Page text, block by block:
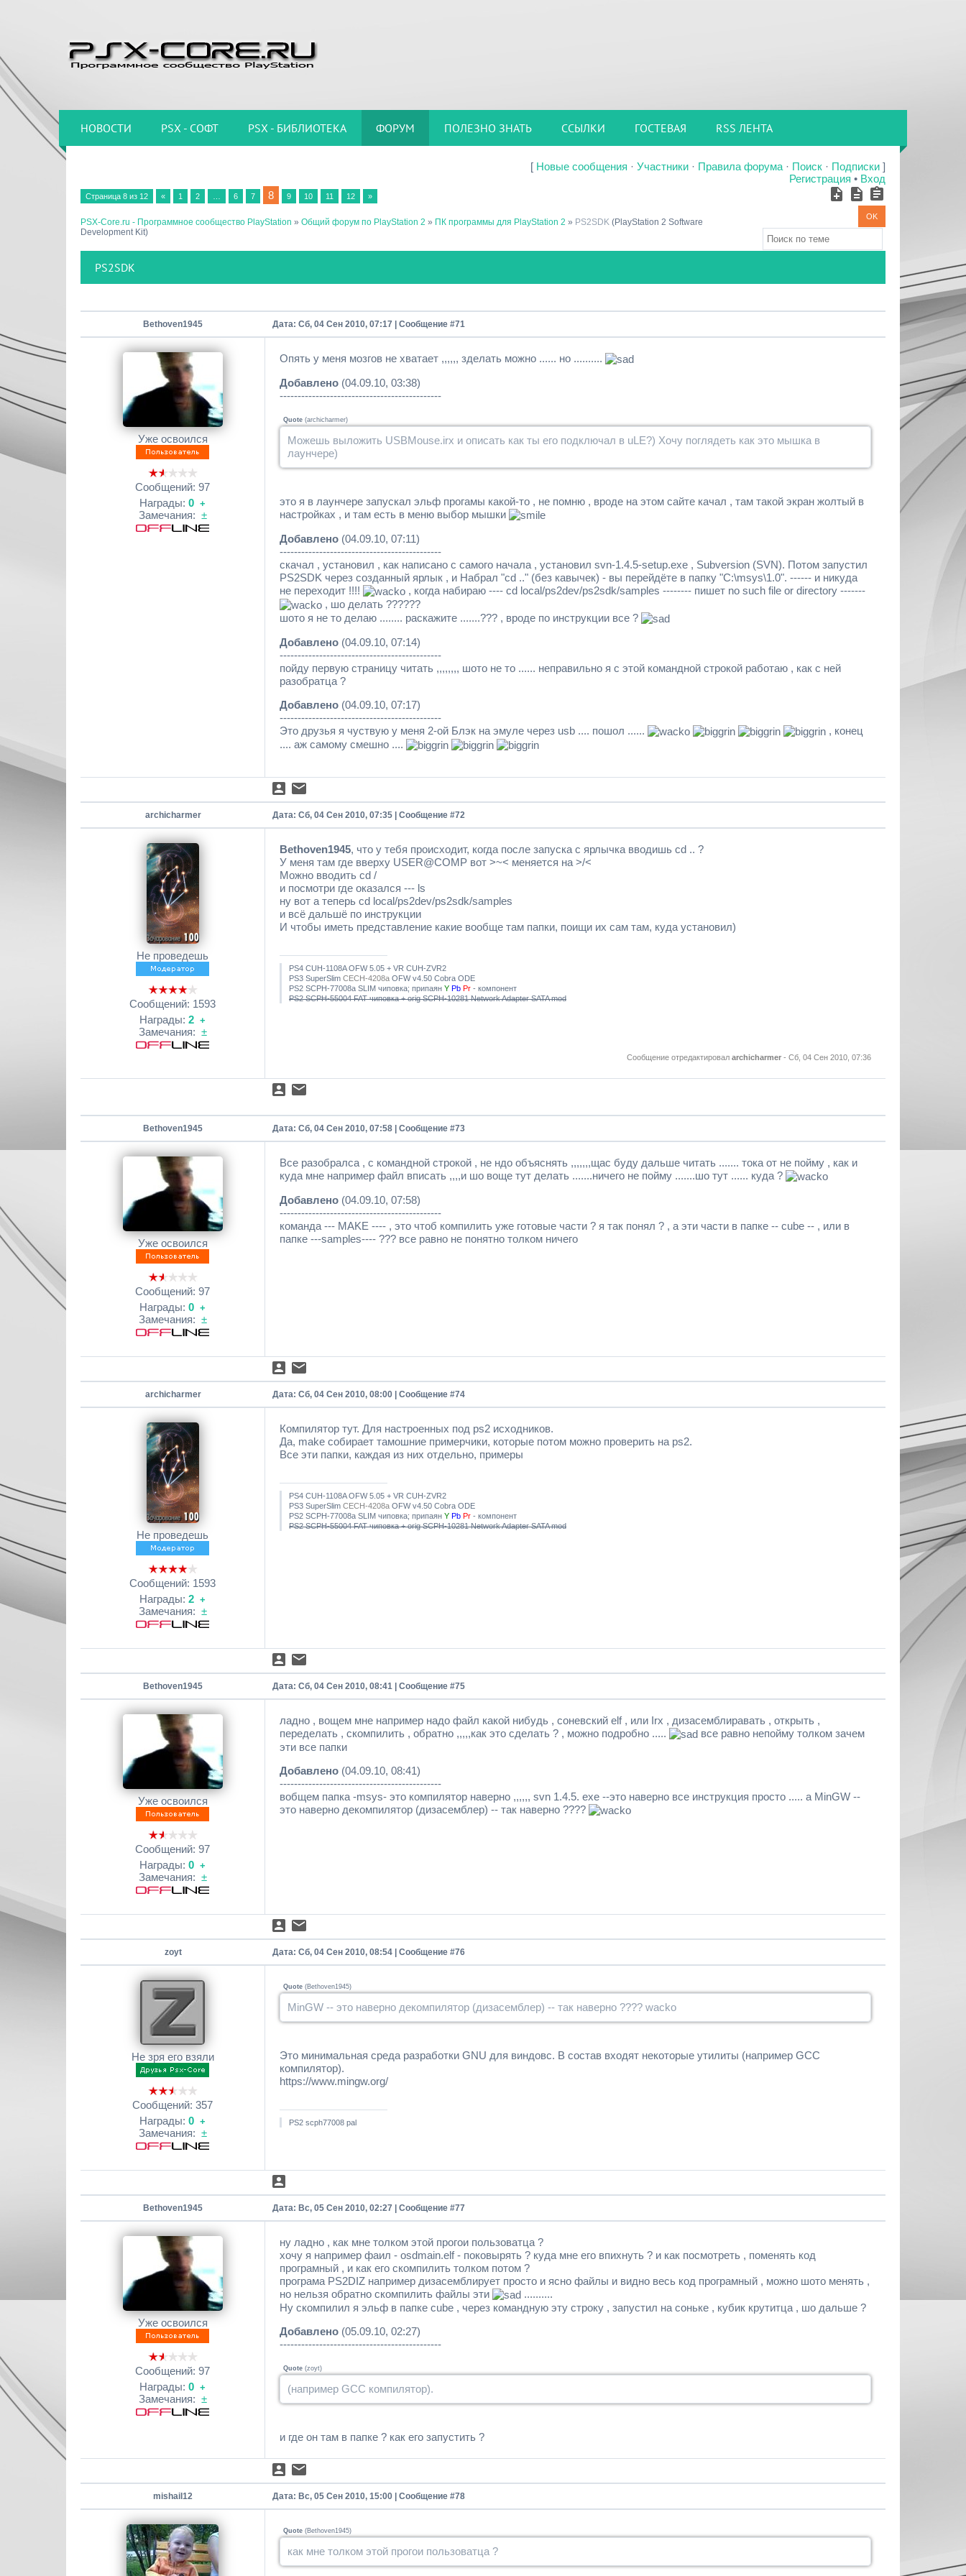
НОВОСТИ PSX - СОФТ PSX - БИБЛИОТЕКА ФОРУМ ПОЛЕЗНО ЗНАТЬ ССЫЛКИ ГОСТЕВАЯ RSS ЛЕНТА
[ Новые сообщения · Участники · Правила форума · Поиск · Подписки ]
Регистрация • Вход
Страница 8 из 12 « 1 2 6 7 8 9 10 11 12 »
PSX-Core.ru - Программное сообщество PlayStation » Общий форум по PlayStation 2 » ПК программы для PlayStation 2 » PS2SDK (PlayStation 2 Software
Development Kit)
PS2SDK
Bethoven1945 Дата: Сб, 04 Сен 2010, 07:17 | Сообщение #71
Уже освоился
Сообщений: 97
Награды: 0 +
Замечания: ±
Опять у меня мозгов не хватает ,,,,,, зделать можно ...... но ..........
Добавлено (04.09.10, 03:38)
---------------------------------------------
Quote (archicharmer)
Можешь выложить USBMouse.irx и описать как ты его подключал в uLE?) Хочу поглядеть как это мышка в
лаунчере)
это я в лаунчере запускал эльф прогамы какой-то , не помню , вроде на этом сайте качал , там такой экран жолтый в
настройках , и там есть в меню выбор мышки
Добавлено (04.09.10, 07:11)
---------------------------------------------
скачал , установил , как написано с самого начала , установил svn-1.4.5-setup.exe , Subversion (SVN). Потом запустил
PS2SDK через созданный ярлык , и Набрал "cd .." (без кавычек) - вы перейдёте в папку "C:\msys\1.0". ------ и никуда
не переходит !!!!
, когда набираю ---- cd local/ps2dev/ps2sdk/samples -------- пишет no such file or directory -------
, шо делать ??????
шото я не то делаю ........ раскажите .......??? , вроде по инструкции все ?
Добавлено (04.09.10, 07:14)
---------------------------------------------
пойду первую страницу читать ,,,,,,,, шото не то ...... неправильно я с этой командной строкой работаю , как с ней
разобратца ?
Добавлено (04.09.10, 07:17)
---------------------------------------------
Это друзья я чуствую у меня 2-ой Блэк на эмуле через usb .... пошол ......
, конец
.... аж самому cмешно ....
archicharmer Дата: Сб, 04 Сен 2010, 07:35 | Сообщение #72
Не проведешь
Сообщений: 1593
Награды: 2 +
Замечания: ±
Bethoven1945, что у тебя происходит, когда после запуска с ярлычка вводишь cd .. ?
У меня там где вверху USER@COMP вот >~< меняется на >/<
Можно вводить cd /
и посмотри где оказался --- ls
ну вот а теперь cd local/ps2dev/ps2sdk/samples
и всё дальшё по инструкции
И чтобы иметь представление какие вообще там папки, поищи их сам там, куда установил)
PS4 CUH-1108A OFW 5.05 + VR CUH-ZVR2
PS3 SuperSlim CECH-4208a OFW v4.50 Cobra ODE
PS2 SCPH-77008a SLIM чиповка; припаян Y Pb Pr - компонент
PS2 SCPH-55004 FAT чиповка + orig SCPH-10281 Network Adapter SATA mod
Сообщение отредактировал archicharmer - Сб, 04 Сен 2010, 07:36
Bethoven1945 Дата: Сб, 04 Сен 2010, 07:58 | Сообщение #73
Уже освоился
Сообщений: 97
Награды: 0 +
Замечания: ±
Все разобралса , с командной строкой , не ндо объяснять ,,,,,,,щас буду дальше читать ....... тока от не пойму , как и
куда мне например файл вписать ,,,,и шо воще тут делать .......ничего не пойму .......шо тут ...... куда ?
Добавлено (04.09.10, 07:58)
---------------------------------------------
команда --- MAKE ---- , это чтоб компилить уже готовые части ? я так понял ? , а эти части в папке -- cube -- , или в
папке ---samples---- ??? все равно не понятно толком ничего
archicharmer Дата: Сб, 04 Сен 2010, 08:00 | Сообщение #74
Не проведешь
Сообщений: 1593
Награды: 2 +
Замечания: ±
Компилятор тут. Для настроенных под ps2 исходников.
Да, make собирает тамошние примерчики, которые потом можно проверить на ps2.
Все эти папки, каждая из них отдельно, примеры
PS4 CUH-1108A OFW 5.05 + VR CUH-ZVR2
PS3 SuperSlim CECH-4208a OFW v4.50 Cobra ODE
PS2 SCPH-77008a SLIM чиповка; припаян Y Pb Pr - компонент
PS2 SCPH-55004 FAT чиповка + orig SCPH-10281 Network Adapter SATA mod
Bethoven1945 Дата: Сб, 04 Сен 2010, 08:41 | Сообщение #75
Уже освоился
Сообщений: 97
Награды: 0 +
Замечания: ±
ладно , вощем мне например надо файл какой нибудь , соневский elf , или Irx , дизасемблиравать , открыть ,
переделать , скомпилить , обратно ,,,,,как это сделать ? , можно подробно .....
все равно непойму толком зачем
эти все папки
Добавлено (04.09.10, 08:41)
---------------------------------------------
вобщем папка -msys- это компилятор наверно ,,,,,, svn 1.4.5. exe --это наверно все инструкция просто ..... а MinGW --
это наверно декомпилятор (дизасемблер) -- так наверно ????
zoyt Дата: Сб, 04 Сен 2010, 08:54 | Сообщение #76
Не зря его взяли
Сообщений: 357
Награды: 0 +
Замечания: ±
Quote (Bethoven1945)
MinGW -- это наверно декомпилятор (дизасемблер) -- так наверно ???? wacko
Это минимальная среда разработки GNU для виндовс. В состав входят некоторые утилиты (например GCC
компилятор).
https://www.mingw.org/
PS2 scph77008 pal
Bethoven1945 Дата: Вс, 05 Сен 2010, 02:27 | Сообщение #77
Уже освоился
Сообщений: 97
Награды: 0 +
Замечания: ±
ну ладно , как мне толком этой прогои пользоватца ?
хочу я например фаил - osdmain.elf - поковырять ? куда мне его впихнуть ? и как посмотреть , поменять код
програмный , и как его скомпилить толком потом ?
програма PS2DIZ например дизасемблирует просто и ясно файлы и видно весь код програмный , можно шото менять ,
но нельзя обратно скомпилить файлы эти
..........
Ну скомпилил я эльф в папке cube , через командную эту строку , запустил на соньке , кубик крутитца , шо дальше ?
Добавлено (05.09.10, 02:27)
---------------------------------------------
Quote (zoyt)
(например GCC компилятор).
и где он там в папке ? как его запустить ?
mishail12 Дата: Вс, 05 Сен 2010, 15:00 | Сообщение #78
Quote (Bethoven1945)
как мне толком этой прогои пользоватца ?